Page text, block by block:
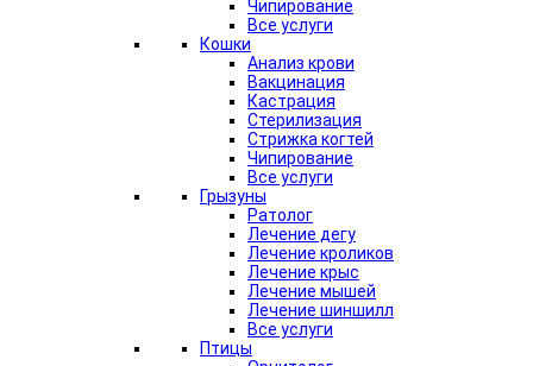
Чипирование
Все услуги
Кошки
Анализ крови
Вакцинация
Кастрация
Стерилизация
Стрижка когтей
Чипирование
Все услуги
Грызуны
Ратолог
Лечение дегу
Лечение кроликов
Лечение крыс
Лечение мышей
Лечение шиншилл
Все услуги
Птицы